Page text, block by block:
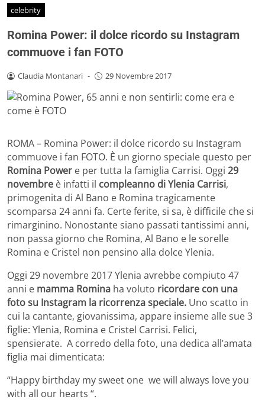
celebrity
Romina Power: il dolce ricordo su Instagram
commuove i fan FOTO
Claudia Montanari - 29 Novembre 2017
ROMA – Romina Power: il dolce ricordo su Instagram
commuove i fan FOTO. È un giorno speciale questo per
Romina Power e per tutta la famiglia Carrisi. Oggi 29
novembre è infatti il compleanno di Ylenia Carrisi,
primogenita di Al Bano e Romina tragicamente
scomparsa 24 anni fa. Certe ferite, si sa, è difficile che si
rimarginino. Nonostante siano passati tantissimi anni,
non passa giorno che Romina, Al Bano e le sorelle
Romina e Cristel non pensino alla dolce Ylenia.
Oggi 29 novembre 2017 Ylenia avrebbe compiuto 47
anni e mamma Romina ha voluto ricordare con una
foto su Instagram la ricorrenza speciale. Uno scatto in
cui la cantante, giovanissima, appare insieme alle sue 3
figlie: Ylenia, Romina e Cristel Carrisi. Felici,
spensierate. A corredo della foto, una dedica all’amata
figlia mai dimenticata:
“Happy birthday my sweet one we will always love you
with all our hearts “.